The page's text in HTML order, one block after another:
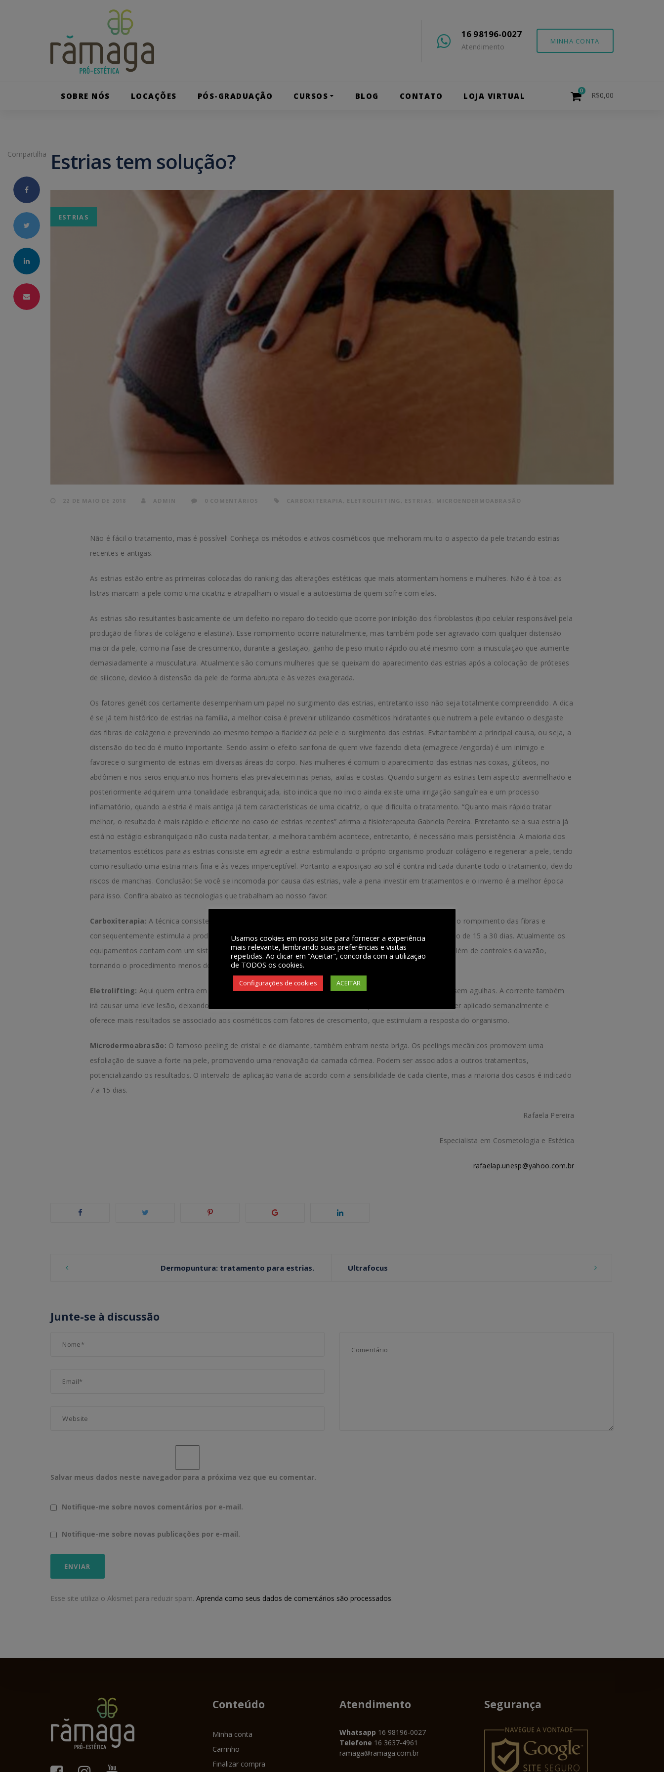
links
16 98196-0027
Atendimento
MINHA CONTA
SOBRE NÓS LOCAÇÕES PÓS-GRADUAÇÃO CURSOS BLOG CONTATO LOJA VIRTUAL
0 R$0,00
Estrias tem solução?
ESTRIAS
Compartilha
22 DE MAIO DE 2018 ADMIN 0 COMENTÁRIOS CARBOXITERAPIA ELETROLIFITING ESTRIAS MICROENDERMOABRASÃO
Não é fácil o tratamento, mas é possível! Conheça os métodos e ativos cosméticos que melhoram muito o aspecto da pele tratando estrias
recentes e antigas.
As estrias estão entre as primeiras colocadas do ranking das alterações estéticas que mais atormentam homens e mulheres. Não é à toa: as
listras marcam a pele como uma cicatriz e atrapalham o visual e a autoestima de quem sofre com elas.
As estrias são resultantes basicamente de um defeito no reparo do tecido que ocorre por inibição dos fibroblastos (tipo celular responsável pela
produção de fibras de colágeno e elastina). Esse rompimento ocorre naturalmente, mas também pode ser agravado com qualquer distensão
maior da pele, como na fase de crescimento, durante a gestação, ganho de peso muito rápido ou até mesmo com a musculação que aumente
demasiadamente a musculatura. Atualmente são comuns mulheres que se queixam do aparecimento das estrias após a colocação de próteses
de silicone, devido à distensão da pele de forma abrupta e às vezes exagerada.
Os fatores genéticos certamente desempenham um papel no surgimento das estrias, entretanto isso não seja totalmente compreendido. A dica
é se já tem histórico de estrias na família, a melhor coisa é prevenir utilizando cosméticos hidratantes que nutrem a pele evitando o desgaste
das fibras de colágeno e prevenindo ao mesmo tempo a flacidez da pele e o surgimento das estrias. Evitar também a principal causa, ou seja, a
distensão do tecido é muito importante. Sendo assim o efeito sanfona de quem vive fazendo dieta (emagrece /engorda) é um inimigo e
favorece o surgimento de estrias em diversas áreas do corpo. Nas mulheres é comum o aparecimento das estrias nas coxas, glúteos, no
abdômen e nos seios enquanto nos homens elas prevalecem nas penas, axilas e costas. Quando surgem as estrias tem aspecto avermelhado e
posteriormente adquirem uma tonalidade esbranquiçada, isto indica que no inicio ainda existe uma irrigação sanguínea e um processo
inflamatório, quando a estria é mais antiga já tem características de uma cicatriz, o que dificulta o tratamento. “Quanto mais rápido tratar
melhor, o resultado é mais rápido e eficiente no caso de estrias recentes” afirma a fisioterapeuta Gabriela Pereira. Entretanto se a sua estria já
está no estágio esbranquiçado não custa nada tentar, a melhora também acontece, entretanto, é necessário mais persistência. A maioria dos
tratamentos estéticos para as estrias consiste em agredir a estria estimulando o próprio organismo produzir colágeno e regenerar a pele, tendo
como resultado uma estria mais fina e às vezes imperceptível. Portanto a exposição ao sol é contra indicada durante todo o tratamento, devido
riscos de manchas. Conclusão: Se você se incomoda por causa das estrias, vale a pena investir em tratamentos e o inverno é a melhor época
para isso. Confira abaixo as tecnologias que trabalham ao nosso favor:
Carboxiterapia: A técnica consiste na introdução do gás carbônico medicinal dentro da estria, que promove o rompimento das fibras e
consequentemente estimula a produção de um novo colágeno. A aplicação deve ser realizada em um intervalo de 15 a 30 dias. Atualmente os
equipamentos contam com um sistema de aquecimento do gás pouco antes de o mesmo entrar no tecido, além de controles da vazão,
tornando o procedimento menos dolorido.
Eletrolifting: Aqui quem entra em ação é a corrente galvânica, que pode ser aplicada pelo método com ou sem agulhas. A corrente também
irá causar uma leve lesão, deixando a estria avermelhada e estimulando a cicatrização. O tratamento dever ser aplicado semanalmente e
oferece mais resultados se associado aos cosméticos com fatores de crescimento, que estimulam a resposta do organismo.
Microdermoabrasão: O famoso peeling de cristal e de diamante, também entram nesta briga. Os peelings mecânicos promovem uma
esfoliação de suave a forte na pele, promovendo uma renovação da camada córnea. Podem ser associados a outros tratamentos,
potencializando os resultados. O intervalo de aplicação varia de acordo com a sensibilidade de cada cliente, mas a maioria dos casos é indicado
7 a 15 dias.
Rafaela Pereira
Especialista em Cosmetologia e Estética
rafaelap.unesp@yahoo.com.br
Post
navigation
Dermopuntura: tratamento para estrias. Ultrafocus
Junte-se à discussão
Salvar meus dados neste navegador para a próxima vez que eu comentar.
Notifique-me sobre novos comentários por e-mail.
Notifique-me sobre novas publicações por e-mail.
Esse site utiliza o Akismet para reduzir spam. Aprenda como seus dados de comentários são processados.
Conteúdo
Minha conta
Carrinho
Finalizar compra
Atendimento
Whatsapp 16 98196-0027
Telefone 16 3637-4961
ramaga@ramaga.com.br
Segurança
Usamos cookies em nosso site para fornecer a experiência
mais relevante, lembrando suas preferências e visitas
repetidas. Ao clicar em “Aceitar”, concorda com a utilização
de TODOS os cookies.
Configurações de cookies ACEITAR